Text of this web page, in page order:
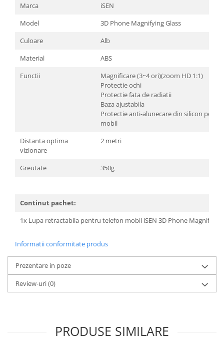
Marca
iSEN
Model
3D Phone Magnifying Glass
Culoare
Alb
Material
ABS
Functii
Magnificare (3~4 ori)(zoom HD 1:1)
Protectie ochi
Protectie fata de radiatii
Baza ajustabila
Protectie anti-alunecare din silicon
mobil
Distanta optima
vizionare
2 metri
Greutate 350g
Continut pachet:
1x Lupa retractabila pentru telefon mobil iSEN 3D Phone Magnifying
Informatii conformitate produs
Prezentare in poze
Review-uri(0)
PRODUSE SIMILARE